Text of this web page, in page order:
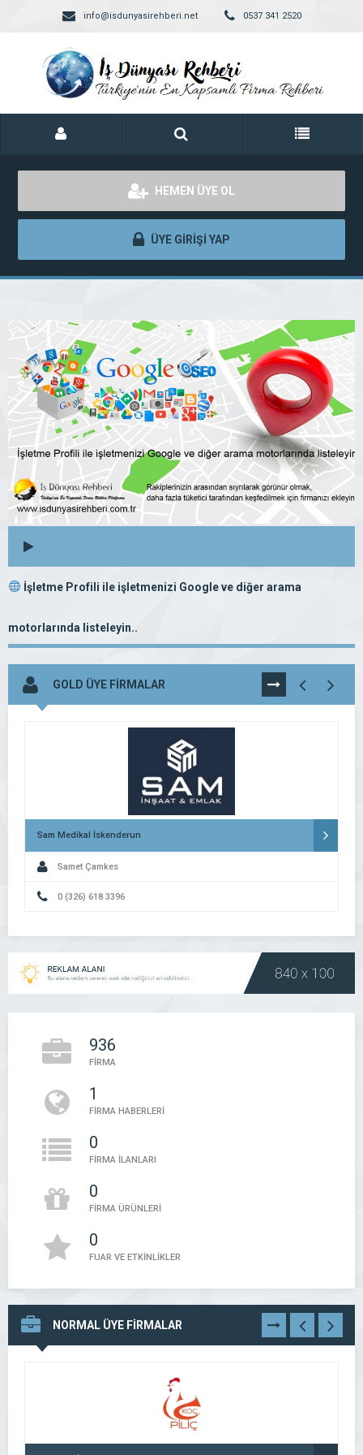
info@isdunyasirehberi.net 0537 341 2520
HEMEN ÜYE OL
ÜYE GİRİŞİ YAP
İşletme Profili ile işletmenizi Google ve diğer arama
motorlarında listeleyin..
GOLD ÜYE FİRMALAR TÜMÜNÜ
GÖR
Sam Medikal İskenderun
Samet Çamkes
0 (326) 618 3396
936
FİRMA
1
FİRMA HABERLERİ
0
FİRMA İLANLARI
0
FİRMA ÜRÜNLERİ
0
FUAR VE ETKİNLİKLER
NORMAL ÜYE FİRMALAR TÜMÜNÜ
GÖR